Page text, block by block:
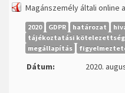
Magánszemély általi online
2020 GDPR határozat
tájékoztatási kötelezettség
megállapítás
Dátum: 2020.